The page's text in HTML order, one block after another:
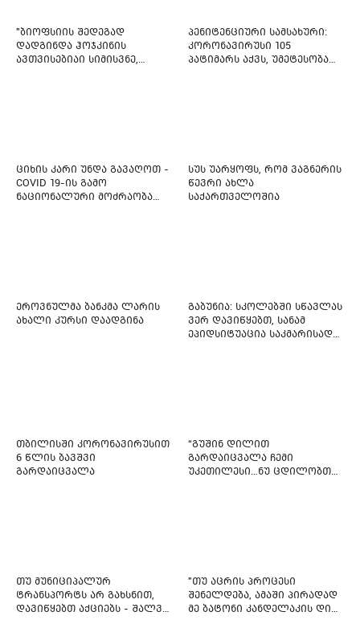
"ბიოფსიის შედეგად
დადგინდა ჰოჯკინის
ავთვისებიაი სიმისვნე,
პენიტენციური სამსახური:
კორონავირუსი 105
პატიმარს აქვს, უმეტესობა
ციხის კარი უნდა გავაღოთ -
COVID 19-ის გამო
ნაციონალური მოძრაობა
სუს უარყოფს, რომ ვაგნერის
წევრი ახლა
საქართველოშია
ეროვნულმა ბანკმა ლარის
ახალი კურსი დაადგინა
გაბუნია: სკოლებში სწავლას
ვერ დავიწყებთ, სანამ
ეპიდსიტუაცია საკმარისად
თბილისში კორონავირუსით
6 წლის ბავშვი
გარდაიცვალა
“გუშინ დილით
გარდაიცვალა ჩემი
უკეთილესი…ნუ ცდილობთ
თუ მუნიციპალურ
ტრანსპორტს არ გახსნით,
დავიწყებთ აქციებს - შალვა
"თუ აცრის პროცესი
შენელდება, ამაში პირადად
მე ბატონი კანდელაკის დიდ